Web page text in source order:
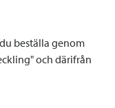
beställa genom
och därifrån